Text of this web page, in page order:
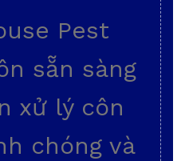
Pest
sẵn sàng
xử lý côn
chóng và